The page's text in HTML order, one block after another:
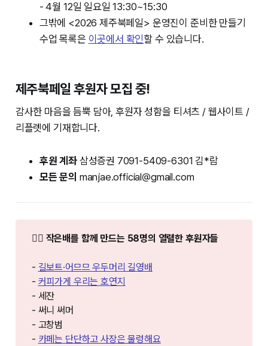
- 4월 12일 일요일 13:30~15:30
그밖에 <2026 제주북페일> 운영진이 준비한 만들기
수업 목록은 이곳에서 확인할 수 있습니다.
제주북페일 후원자 모집 중!
감사한 마음을 듬뿍 담아, 후원자 성함을 티셔츠 / 웹사이트 /
리플렛에 기재합니다.
후원 계좌 삼성증권 7091-5409-6301 김*람
모든 문의 manjae.official@gmail.com
❤️‍🔥 작은배를 함께 만드는 58명의 열렬한 후원자들
- 길보트·어므므 우두머리 길영배
- 커피가게 우리는 호연지
- 세잔
- 써니 써머
- 고창범
- 카페는 단단하고 사장은 물렁해요